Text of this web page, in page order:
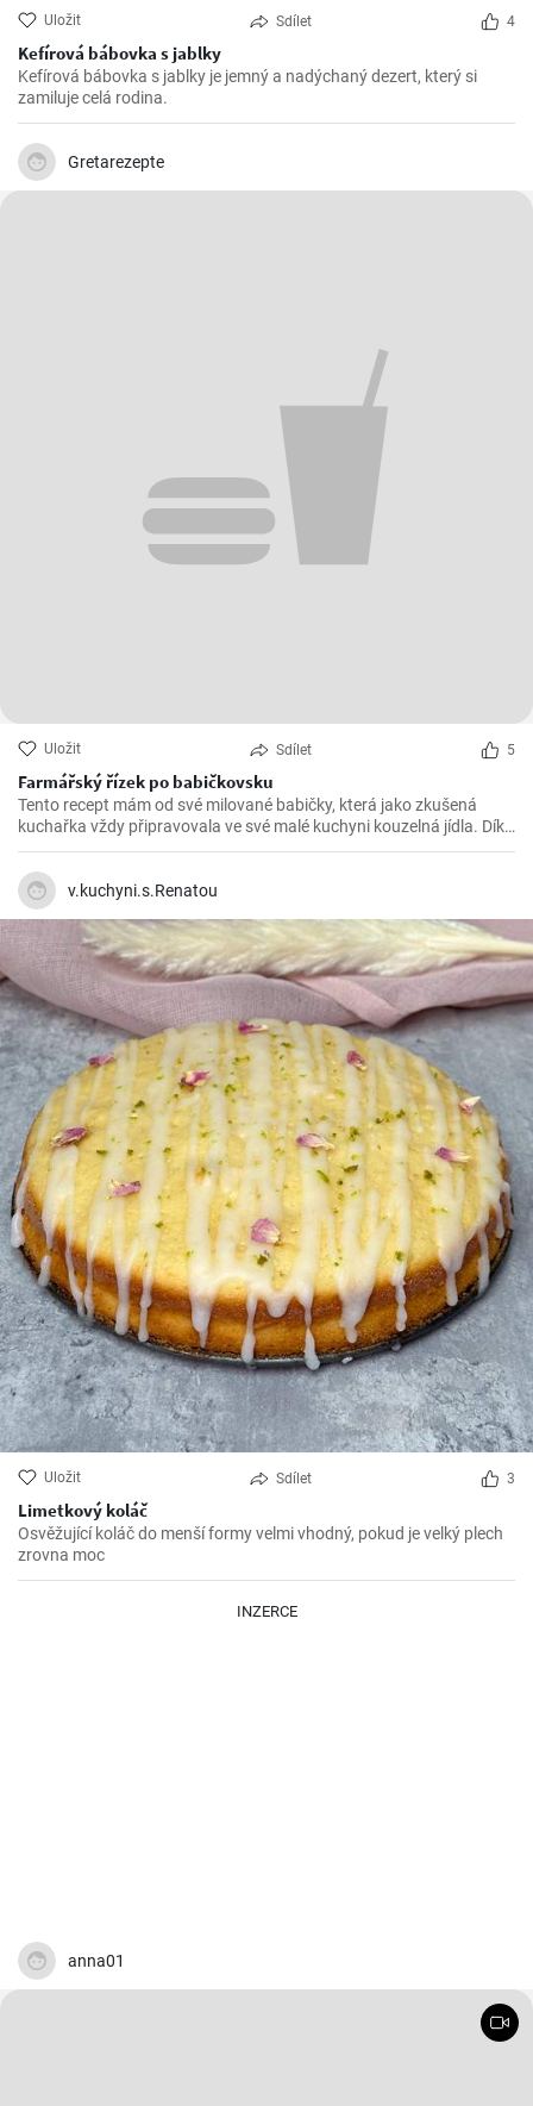
Uložit Sdílet 4
Kefírová bábovka s jablky
Kefírová bábovka s jablky je jemný a nadýchaný dezert, který si
zamiluje celá rodina.
Gretarezepte
Uložit Sdílet 5
Farmářský řízek po babičkovsku
Tento recept mám od své milované babičky, která jako zkušená
kuchařka vždy připravovala ve své malé kuchyni kouzelná jídla. Díky
výrazné chuti a křupavé obloze jsou BauernSchnitzel mým
nejoblíbenějším pokrmem. A nejlepší na něm je, že je tak snadný na
přípravu, že bude mít naprostý úspěch i ve vaší kuchyni.
v.kuchyni.s.Renatou
Uložit Sdílet 3
Limetkový koláč
Osvěžující koláč do menší formy velmi vhodný, pokud je velký plech
zrovna moc
INZERCE
anna01